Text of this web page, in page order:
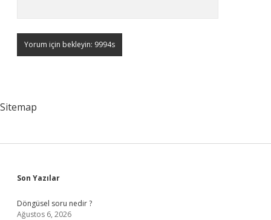
Sitemap
Sidebar
Son Yazılar
Döngüsel soru nedir ?
Ağustos 6, 2026